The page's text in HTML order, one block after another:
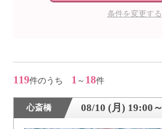
条件を変更する
119件のうち 1 ～ 18件
心斎橋 08/10 (月) 19:00～